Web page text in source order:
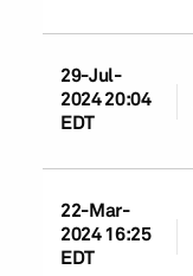
29-Jul-
2024 20:04
EDT
22-Mar-
2024 16:25
EDT